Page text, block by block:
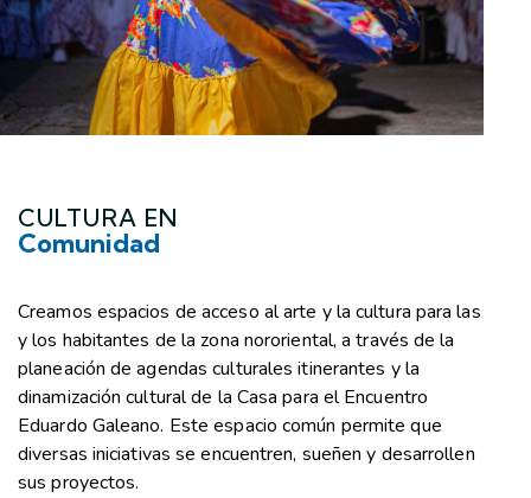
CULTURA EN
Comunidad
Creamos espacios de acceso al arte y la cultura para las
y los habitantes de la zona nororiental, a través de la
planeación de agendas culturales itinerantes y la
dinamización cultural de la Casa para el Encuentro
Eduardo Galeano. Este espacio común permite que
diversas iniciativas se encuentren, sueñen y desarrollen
sus proyectos.